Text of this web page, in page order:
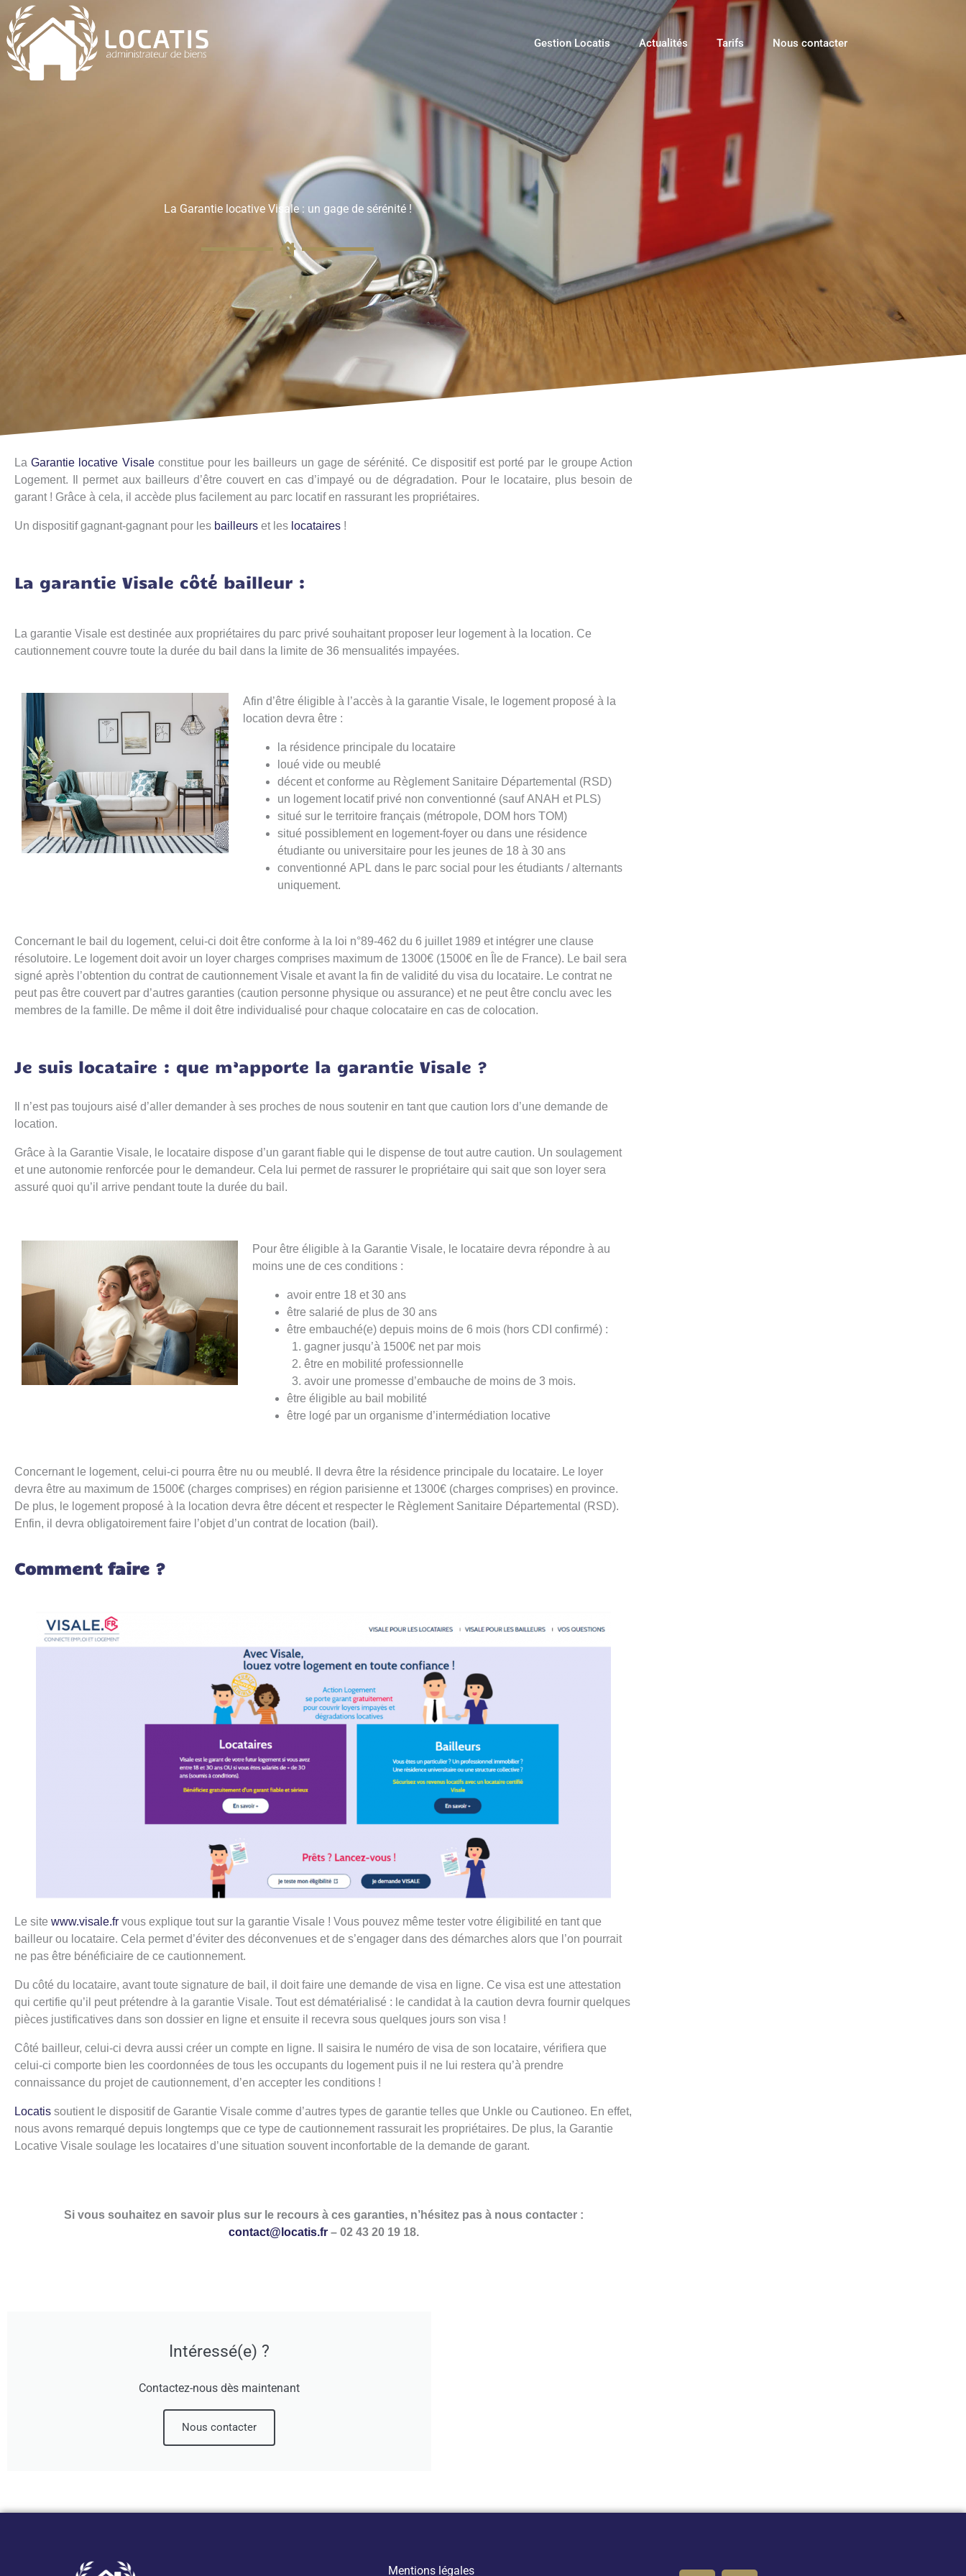
Aller
au
contenu
Gestion Locatis Actualités Tarifs Nous contacter
La Garantie locative Visale : un gage de sérénité !
La Garantie locative Visaleconstitue pour les bailleurs un gage de sérénité. Ce dispositif est porté par le groupe Action
Logement. Il permet aux bailleurs d’être couvert en cas d’impayé ou de dégradation. Pour le locataire, plus besoin de
garant ! Grâce à cela, il accède plus facilement au parc locatif en rassurant les propriétaires.
Un dispositif gagnant-gagnant pour les bailleurs et les locataires !
La garantie Visale côté bailleur :
La garantie Visale est destinée aux propriétaires du parc privé souhaitant proposer leur logement à la location. Ce
cautionnement couvre toute la durée du bail dans la limite de 36 mensualités impayées.
Afin d’être éligible à l’accès à la garantie Visale, le logement proposé à la
location devra être :
la résidence principale du locataire
loué vide ou meublé
décent et conforme au Règlement Sanitaire Départemental (RSD)
un logement locatif privé non conventionné (sauf ANAH et PLS)
situé sur le territoire français (métropole, DOM hors TOM)
situé possiblement en logement-foyer ou dans une résidence
étudiante ou universitaire pour les jeunes de 18 à 30 ans
conventionné APL dans le parc social pour les étudiants / alternants
uniquement.
Concernant le bail du logement, celui-ci doit être conforme à la loi n°89-462 du 6 juillet 1989 et intégrer une clause
résolutoire. Le logement doit avoir un loyer charges comprises maximum de 1300€ (1500€ en Île de France). Le bail sera
signé après l’obtention du contrat de cautionnement Visale et avant la fin de validité du visa du locataire. Le contrat ne
peut pas être couvert par d’autres garanties (caution personne physique ou assurance) et ne peut être conclu avec les
membres de la famille. De même il doit être individualisé pour chaque colocataire en cas de colocation.
Je suis locataire : que m’apporte la garantie Visale ?
Il n’est pas toujours aisé d’aller demander à ses proches de nous soutenir en tant que caution lors d’une demande de
location.
Grâce à la Garantie Visale, le locataire dispose d’un garant fiable qui le dispense de tout autre caution. Un soulagement
et une autonomie renforcée pour le demandeur. Cela lui permet de rassurer le propriétaire qui sait que son loyer sera
assuré quoi qu’il arrive pendant toute la durée du bail.
Pour être éligible à la Garantie Visale, le locataire devra répondre à au
moins une de ces conditions :
avoir entre 18 et 30 ans
être salarié de plus de 30 ans
être embauché(e) depuis moins de 6 mois (hors CDI confirmé) :
gagner jusqu’à 1500€ net par mois
être en mobilité professionnelle
avoir une promesse d’embauche de moins de 3 mois.
être éligible au bail mobilité
être logé par un organisme d’intermédiation locative
Concernant le logement, celui-ci pourra être nu ou meublé. Il devra être la résidence principale du locataire. Le loyer
devra être au maximum de 1500€ (charges comprises) en région parisienne et 1300€ (charges comprises) en province.
De plus, le logement proposé à la location devra être décent et respecter le Règlement Sanitaire Départemental (RSD).
Enfin, il devra obligatoirement faire l’objet d’un contrat de location (bail).
Comment faire ?
Le site www.visale.fr vous explique tout sur la garantie Visale ! Vous pouvez même tester votre éligibilité en tant que
bailleur ou locataire. Cela permet d’éviter des déconvenues et de s’engager dans des démarches alors que l’on pourrait
ne pas être bénéficiaire de ce cautionnement.
Du côté du locataire, avant toute signature de bail, il doit faire une demande de visa en ligne. Ce visa est une attestation
qui certifie qu’il peut prétendre à la garantie Visale. Tout est dématérialisé : le candidat à la caution devra fournir quelques
pièces justificatives dans son dossier en ligne et ensuite il recevra sous quelques jours son visa !
Côté bailleur, celui-ci devra aussi créer un compte en ligne. Il saisira le numéro de visa de son locataire, vérifiera que
celui-ci comporte bien les coordonnées de tous les occupants du logement puis il ne lui restera qu’à prendre
connaissance du projet de cautionnement, d’en accepter les conditions !
Locatis soutient le dispositif de Garantie Visale comme d’autres types de garantie telles que Unkle ou Cautioneo. En effet,
nous avons remarqué depuis longtemps que ce type de cautionnement rassurait les propriétaires. De plus, la Garantie
Locative Visale soulage les locataires d’une situation souvent inconfortable de la demande de garant.
Si vous souhaitez en savoir plus sur le recours à ces garanties, n’hésitez pas à nous contacter :
contact@locatis.fr– 02 43 20 19 18.
Intéressé(e) ?
Contactez-nous dès maintenant
Nous contacter
Mentions légales